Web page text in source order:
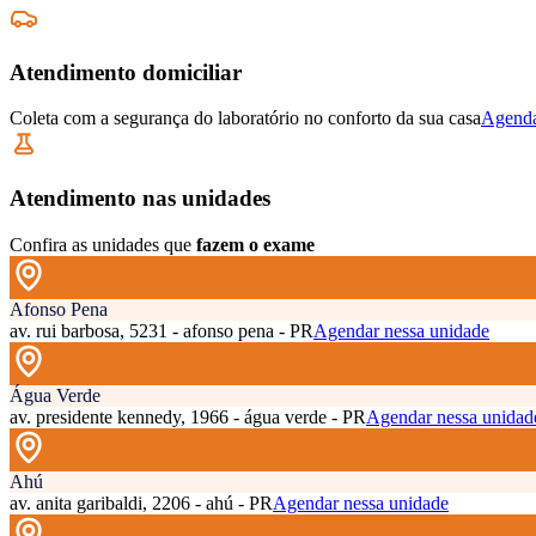
Atendimento domiciliar
Coleta com a segurança do laboratório no conforto da sua casa
Atendimento nas unidades
Confira as unidades que fazem o exame
Afonso Pena
av. rui barbosa, 5231 - afonso pena - PRAgendar nessa unidade
Água Verde
av. presidente kennedy, 1966 - água verde - PRAgendar nessa
Ahú
av. anita garibaldi, 2206 - ahú - PRAgendar nessa unidade